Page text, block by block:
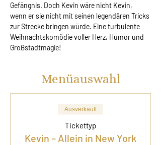
Gefängnis. Doch Kevin wäre nicht Kevin,
wenn er sie nicht mit seinen legendären Tricks
zur Strecke bringen würde. Eine turbulente
Weihnachtskomödie voller Herz, Humor und
Großstadtmagie!
Menüauswahl
Ausverkauft
Tickettyp
Kevin – Allein in New York